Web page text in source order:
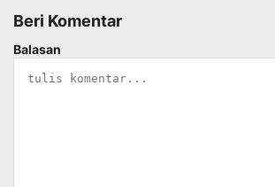
Beri Komentar
Balasan